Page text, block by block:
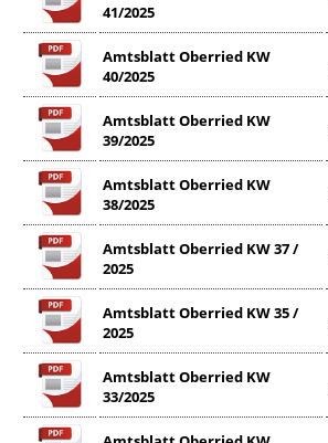
41/2025
Amtsblatt Oberried KW
40/2025
Amtsblatt Oberried KW
39/2025
Amtsblatt Oberried KW
38/2025
Amtsblatt Oberried KW 37 /
2025
Amtsblatt Oberried KW 35 /
2025
Amtsblatt Oberried KW
33/2025